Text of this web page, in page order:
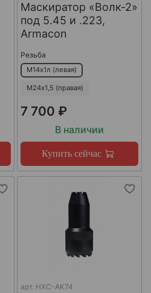
Маскиратор «Волк-2»
под 5.45 и .223,
Armacon
Резьба
М14х1л (левая)
М24х1,5 (правая)
7 700 ₽
В наличии
Купить сейчас
арт. НХС-АК74